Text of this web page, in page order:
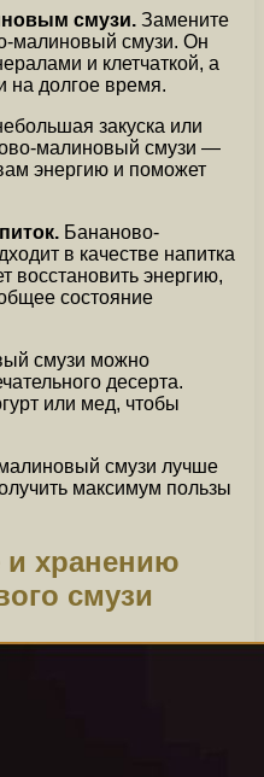
смузи. Замените
малиновый смузи. Он
и клетчаткой, а
на долгое время.
закуска или
малиновый смузи —
энергию и поможет
Бананово-
в качестве напитка
восстановить энергию,
состояние
смузи можно
десерта.
или мед, чтобы
смузи лучше
максимум пользы
и хранению
смузи